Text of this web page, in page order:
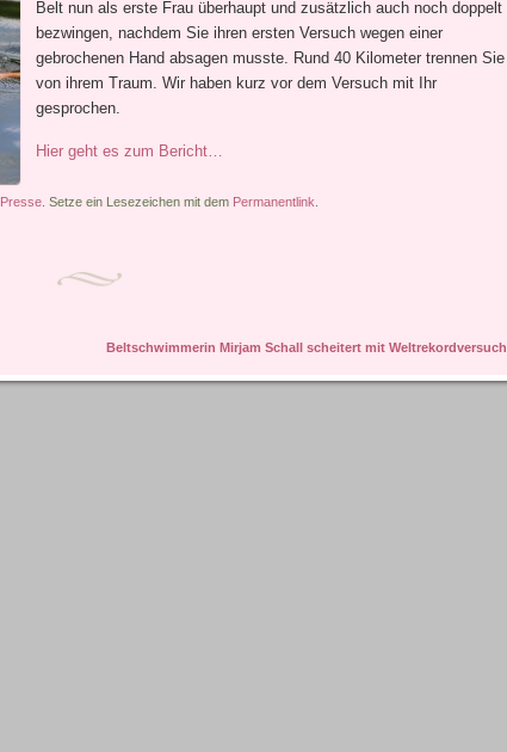
Belt nun als erste Frau überhaupt und zusätzlich auch noch doppelt
bezwingen, nachdem Sie ihren ersten Versuch wegen einer
gebrochenen Hand absagen musste. Rund 40 Kilometer trennen Sie
von ihrem Traum. Wir haben kurz vor dem Versuch mit Ihr
gesprochen.
Hier geht es zum Bericht…
Presse. Setze ein Lesezeichen mit dem Permanentlink
Beltschwimmerin Mirjam Schall scheitert mit Weltrekordversuch